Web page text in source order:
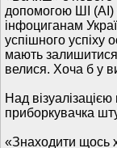
допомогою ШІ (AI)
інфоциганам
успішного успіху
мають залишитися
велися. Хоча б у
Над
приборкувачка
«Знаходити щось